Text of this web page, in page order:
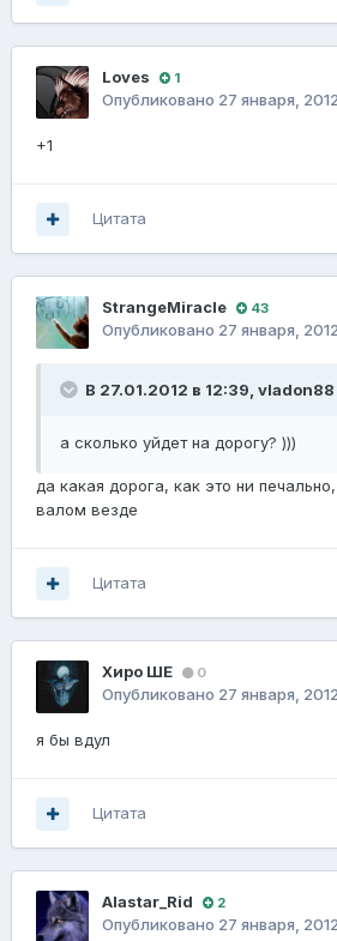
Loves 1
Опубликовано 27 января, 2012
+1
Цитата
StrangeMiracle 43
Опубликовано 27 января, 2012
В 27.01.2012 в 12:39, vladon88
а сколько уйдет на дорогу? )))
да какая дорога, как это ни
валом везде
Цитата
Хиро ШЕ 0
Опубликовано 27 января, 2012
я бы вдул
Цитата
Alastar_Rid 2
Опубликовано 27 января, 2012